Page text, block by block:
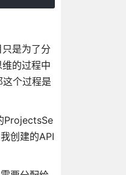
是为了分
的过程中
个过程是
ProjectsSe
创建的API